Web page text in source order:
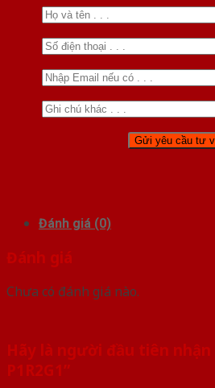
Đánh giá (0)
Đánh giá
Chưa có đánh giá nào.
Hãy là người đầu tiên nhận
P1R2G1”